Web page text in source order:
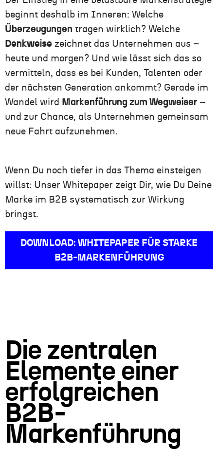
beginnt deshalb im Inneren: Welche
Überzeugungen tragen wirklich? Welche
Denkweise zeichnet das Unternehmen aus –
heute und morgen? Und wie lässt sich das so
vermitteln, dass es bei Kunden, Talenten oder
der nächsten Generation ankommt? Gerade im
Wandel wird Markenführung zum Wegweiser–
und zur Chance, als Unternehmen gemeinsam
neue Fahrt aufzunehmen.
Wenn Du noch tiefer in das Thema einsteigen
willst: Unser Whitepaper zeigt Dir, wie Du Deine
Marke im B2B systematisch zur Wirkung
bringst.
DOWNLOAD: WHITEPAPER FÜR STARKE
B2B-MARKENFÜHRUNG
Die zentralen
Elemente einer
erfolgreichen
B2B-
Markenführung